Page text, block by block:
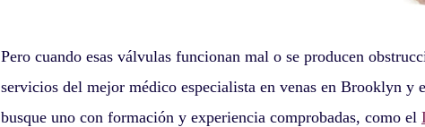
Pero cuando esas válvulas funcionan mal o se producen
servicios del mejor médico especialista en venas en Brooklyn y
busque uno con formación y experiencia comprobadas, como el